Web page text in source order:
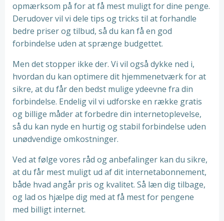
opmærksom på for at få mest muligt for dine penge.
Derudover vil vi dele tips og tricks til at forhandle
bedre priser og tilbud, så du kan få en god
forbindelse uden at sprænge budgettet.
Men det stopper ikke der. Vi vil også dykke ned i,
hvordan du kan optimere dit hjemmenetværk for at
sikre, at du får den bedst mulige ydeevne fra din
forbindelse. Endelig vil vi udforske en række gratis
og billige måder at forbedre din internetoplevelse,
så du kan nyde en hurtig og stabil forbindelse uden
unødvendige omkostninger.
Ved at følge vores råd og anbefalinger kan du sikre,
at du får mest muligt ud af dit internetabonnement,
både hvad angår pris og kvalitet. Så læn dig tilbage,
og lad os hjælpe dig med at få mest for pengene
med billigt internet.